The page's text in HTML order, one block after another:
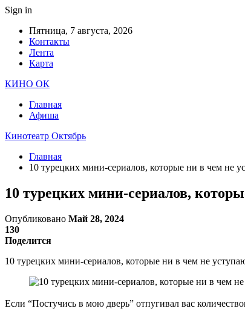
Sign in
Пятница, 7 августа, 2026
Контакты
Лента
Карта
КИНО ОК
Главная
Афиша
Кинотеатр Октябрь
Главная
10 турецких мини-сериалов, которые ни в чем не
10 турецких мини-сериалов,
Опубликовано Май 28, 2024
130
Поделится
10 турецких мини-сериалов, которые ни в чем не
Если “Постучись в мою дверь” отпугивал вас